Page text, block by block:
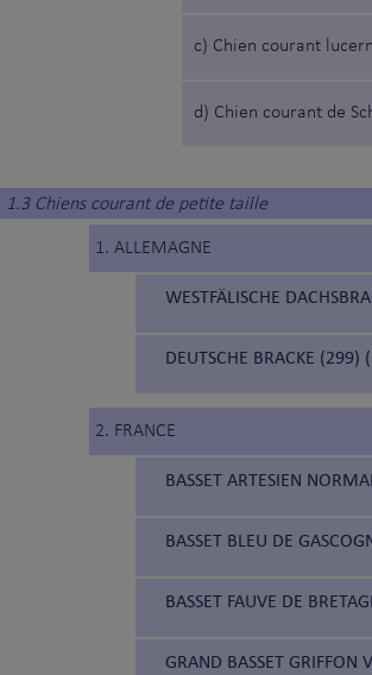
c) Chien courant
d) Chien courant de
1.3 Chiens courant de petite taille
1. ALLEMAGNE
WESTFÄLISCHE
DEUTSCHE BRACKE (299)
2. FRANCE
BASSET ARTESIEN
BASSET BLEU DE
BASSET FAUVE DE
GRAND BASSET GRIFFON